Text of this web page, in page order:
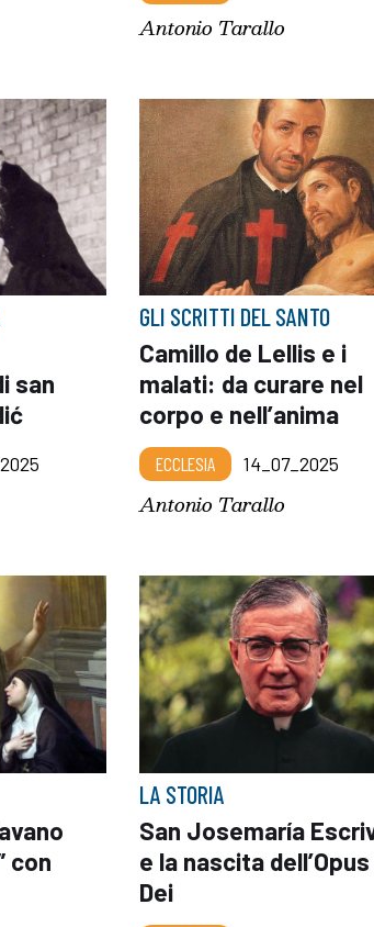
Antonio Tarallo
san
GLI SCRITTI DEL SANTO
Camillo de Lellis e i
malati: da curare nel
corpo e nell’anima
ECCLESIA 14_07_2025
Antonio Tarallo
con
LA STORIA
San Josemaría
e la nascita dell’Opus
Dei